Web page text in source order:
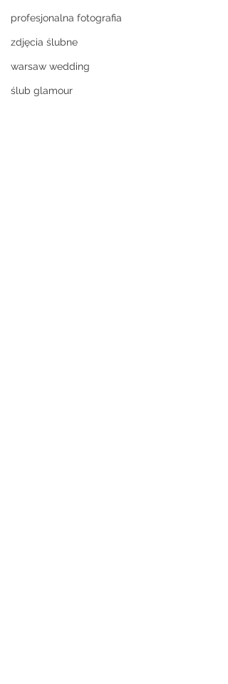
profesjonalna fotografia
zdjęcia ślubne
warsaw wedding
ślub glamour